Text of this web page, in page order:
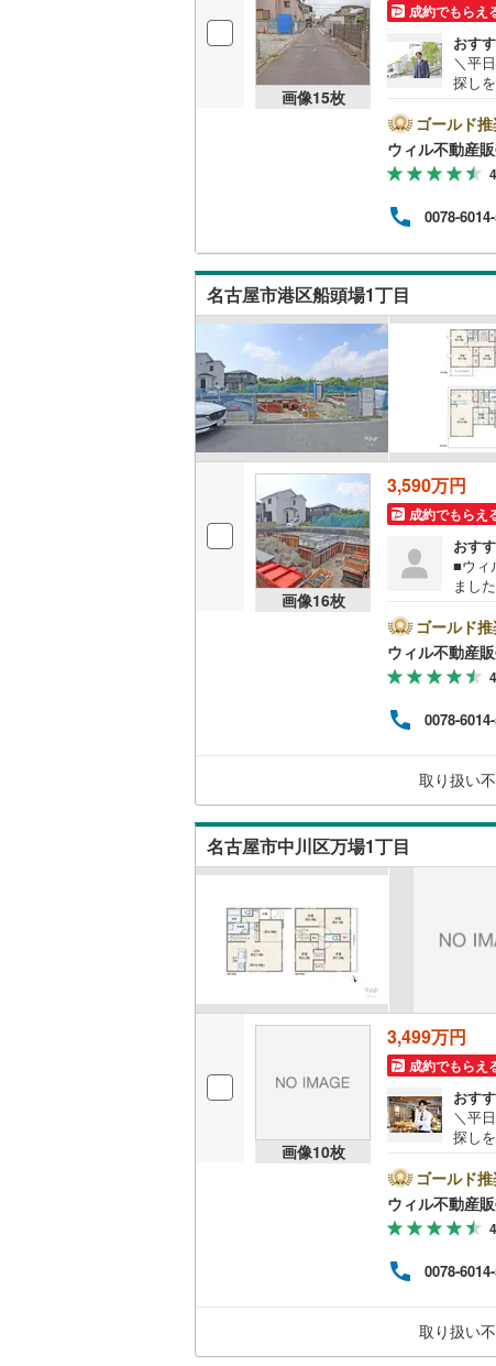
画像15枚
成約でもらえ
おす
＼平
探し
時間
方へ/
他隣
◎地下
ら
休日
連絡
ンよ
ゴールド
ウィル不動産
0078-
名古屋市港区船頭場1丁目
画像16枚
3,590万円
成約でもらえ
おす
■ウィ
まし
つ替
けま
るお
お仕
にご
ンラ
休日
●物件
こと
ゴールド
ウィル不動産
0078-
取り扱い
名古屋市中川区万場1丁目
画像10枚
3,499万円
成約でもらえ
おす
＼平
探し
時間
方へ/
他隣
◎地下
ら
休日
連絡
ゴールド
ウィル不動産
0078-
取り扱い